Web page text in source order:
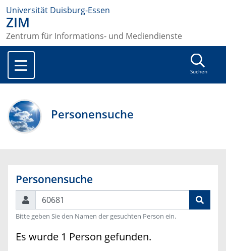
Universität Duisburg-Essen
ZIM
Zentrum für Informations- und Mediendienste
Suchen
Personensuche
Personensuche
Suchen
Bitte geben Sie den Namen der gesuchten Person ein.
Es wurde 1 Person gefunden.